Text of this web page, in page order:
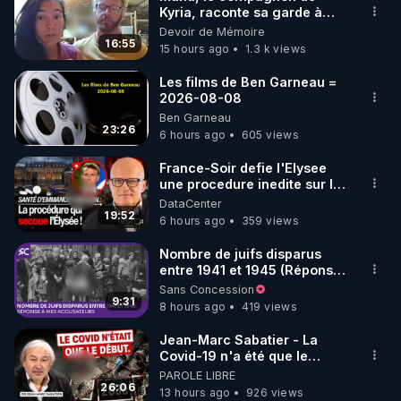
🌱 INSTAGRAM
https://www.instagram.com/rdlr_thierrycasasnovas/
http://rgnr.li/instagram
🌱 LA NEWSLETTER
Pour ne pas rater l’actualité RGNR (stages,
http://rgnr.li/news
🌱 VIDÉOS NON CENSURÉES SUR ODYSEE
Toutes les vidéos Youtube sont aussi sur la
http://rgnr.li/odysee
🌱 LES STAGES EN PRÉSENTIEL
http://rgnr.li/stages
16:55
Kyria, raconte sa garde à
vue musclée. PARTAGEZ!
Devoir de Mémoire
15 hours ago
1.3 k views
23:26
Les films de Ben Garneau =
2026-08-08
Ben Garneau
6 hours ago
605 views
19:52
France-Soir defie l'Elysee
une procedure inedite sur la
sante du president - Nexus
DataCenter
6 hours ago
359 views
9:31
Nombre de juifs disparus
entre 1941 et 1945 (Réponse
à mes accusateurs)
Sans Concession
8 hours ago
419 views
26:06
Jean-Marc Sabatier - La
Covid-19 n'a été que le
début - L'ARNm & l'ARNm-aa
jusqu où auront-t-il ?
PAROLE LIBRE
13 hours ago
926 views